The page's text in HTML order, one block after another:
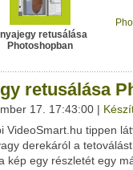
mail címe:
Twitter
Live
kis időd, nézz szét meglévő
retusálása
Photoshopban
retusálása
17. 17:43:00 |
VideoSmart.hu tippen
derekáról a
kép egy részletét egy